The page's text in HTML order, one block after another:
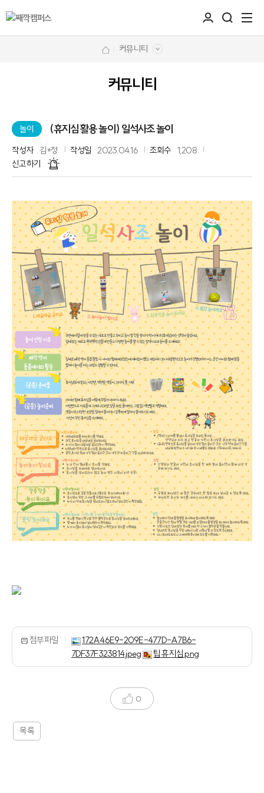
커뮤니티
커뮤니티
놀이 (휴지심 활용 놀이) 일석사조 놀이
작성자 김*정 작성일 2023.04.16 조회수 1,208
신고하기
첨부파일
172A46E9-209E-477D-A7B6-
7DF37F323814.jpeg
팁 휴지심.png
0
목록